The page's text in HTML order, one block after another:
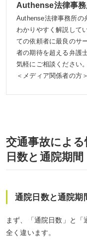
Authense法律事
Authense法律事務所の
わかりやすく解説して
ての依頼者に最良のサ
者の期待を超える弁護
気軽にご相談ください。
＜メディア関係者の方
交通事故によ
日数と通院期間
通院日数と通院期
まず、「通院日数」と「
全く違います。